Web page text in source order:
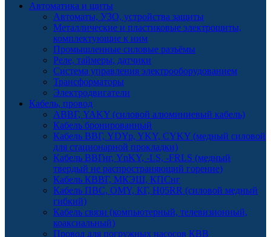
Автоматика и щиты
Автоматы, УЗО, устройства защиты
Металлические и пластиковые электрощиты,
комплектующие к ним
Промышленные силовые разъёмы
Реле, таймеры, датчики
Система управления электрооборудованием
Трансформаторы
Электродвигатели
Кабель, провод
АВВГ, YAKY (силовой алюминиевый кабель)
Кабель бронированный
Кабель ВВГ, YDYp, YKY, CYKY (медный силовой
для стационарной прокладки)
Кабель ВВГнг, YnKY, -LS, -FRLS (медный
твердый не распространяющий горение)
Кабель КВВГ, МКЭШ, КПСнг
Кабель ПВС, OMY, КГ, H05RR (силовой медный
гибкий)
Кабель связи (компьютерный, телевизионный,
коаксиальный)
Провод для погружных насосов КВВ